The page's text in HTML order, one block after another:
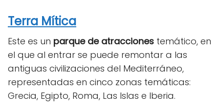
Terra Mítica
Este es un parque de atracciones temático, en
el que al entrar se puede remontar a las
antiguas civilizaciones del Mediterráneo,
representadas en cinco zonas temáticas:
Grecia, Egipto, Roma, Las Islas e Iberia.